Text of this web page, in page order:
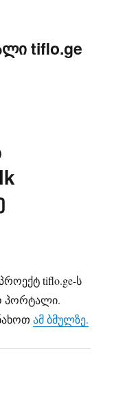
tiflo.ge
tiflo.ge-ს
პორტალი.
ამ ბმულზე.